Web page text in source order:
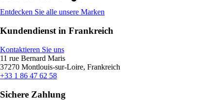
Entdecken Sie alle unsere Marken
Kundendienst in Frankreich
Kontaktieren Sie uns
11 rue Bernard Maris
37270 Montlouis-sur-Loire, Frankreich
+33 1 86 47 62 58
Sichere Zahlung